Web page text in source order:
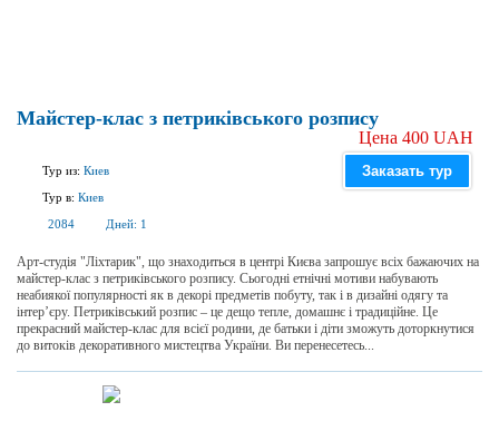
Майстер-клас з петриківського розпису
Тур из: Киев
Тур в: Киев
2084
Дней: 1
Цена 400 UAH
Заказать тур
Арт-студія "Ліхтарик", що знаходиться в центрі Києва запрошує всіх бажаючих на
майстер-клас з петриківського розпису. Сьогодні етнічні мотиви набувають
неабиякої популярності як в декорі предметів побуту, так і в дизайні одягу та
інтер’єру. Петриківський розпис – це дещо тепле, домашнє і традиційне. Це
прекрасний майстер-клас для всієї родини, де батьки і діти зможуть доторкнутися
до витоків декоративного мистецтва України. Ви перенесетесь...